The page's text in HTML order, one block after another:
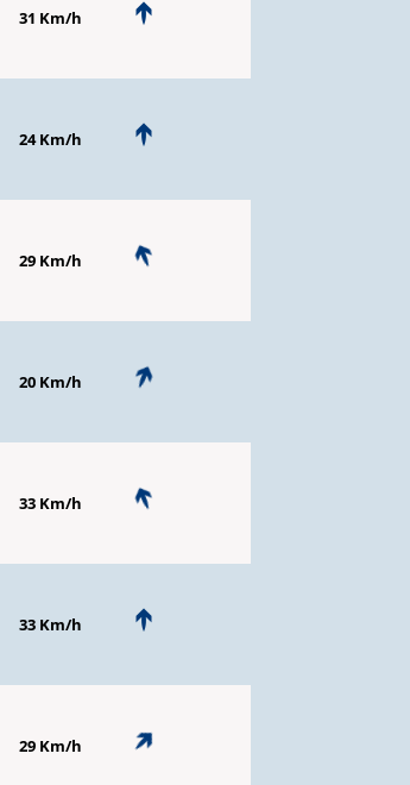
31 Km/h
24 Km/h
29 Km/h
20 Km/h
33 Km/h
33 Km/h
29 Km/h